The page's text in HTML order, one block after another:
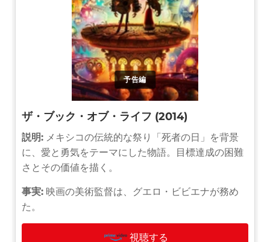
予告編
ザ・ブック・オブ・ライフ (2014)
説明: メキシコの伝統的な祭り「死者の日」を背景
に、愛と勇気をテーマにした物語。目標達成の困難
さとその価値を描く。
事実: 映画の美術監督は、グエロ・ビビエナが務め
た。
視聴する